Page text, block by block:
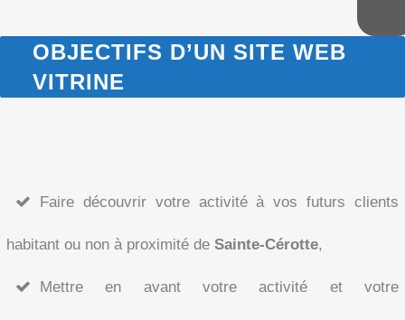
OBJECTIFS D’UN SITE WEB
VITRINE
Faire découvrir votre activité à vos futurs clients
habitant ou non à proximité de Sainte-Cérotte,
Mettre en avant votre activité et votre